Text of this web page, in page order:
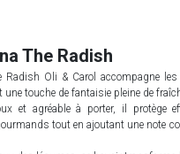
The Radish
Radish Oli & Carol accompagne les
une touche de fantaisie pleine de
et agréable à porter, il protège
tout en ajoutant une note